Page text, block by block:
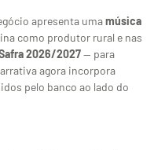
apresenta umamúsica
como produtor rural e nas
2026/2027— para
agora incorpora
pelo banco ao lado do